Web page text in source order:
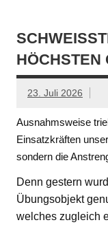
ÖCHSTEN
23. Juli 2026
Ausnahmsweise
Einsatzkräften
sondern die
Denn gestern
Übungsobjekt
welches zugleich